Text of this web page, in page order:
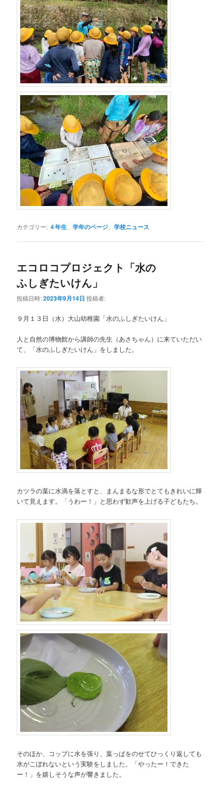
カテゴリー: ４年生 、学年のページ 、学校ニュース
エコロコプロジェクト「水の
ふしぎたいけん」
投稿日時:2023年9月14日 投稿者:
９月１３日（水）大山幼稚園「水のふしぎたいけん」
人と自然の博物館から講師の先生（あさちゃん）に来ていただい
て、「水のふしぎたいけん」をしました。
カツラの葉に水滴を落とすと、まんまるな形でとてもきれいに輝
いて見えます。「うわー！」と思わず歓声を上げる子どもたち。
そのほか、コップに水を張り、葉っぱをのせてひっくり返しても
水がこぼれないという実験をしました。「やったー！できた
ー！」を嬉しそうな声が響きました。